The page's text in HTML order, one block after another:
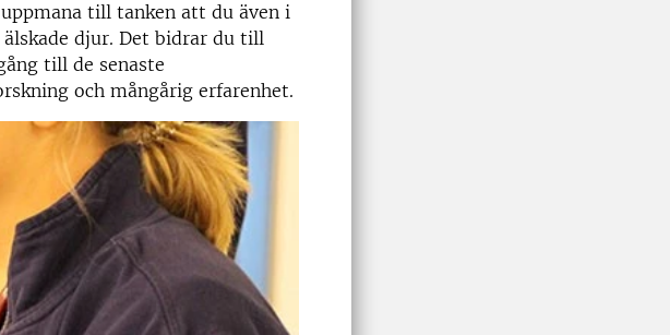
till tanken att du även i
djur. Det bidrar du till
till de senaste
och mångårig erfarenhet.